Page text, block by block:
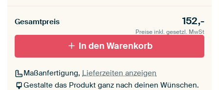
Mit Schattenfugenrahmen,
schwarz
Mit Schattenfugenrahmen,
weiß
Leinwand für
Seitenkanten
Gesamtpreis 152,-
Preise inkl. gesetzl. MwSt
In den Warenkorb
Maßanfertigung, Lieferzeiten anzeigen
Gestalte das Produkt ganz nach deinen Wünschen.